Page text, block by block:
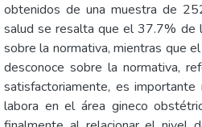
obtenidos de una muestra de
salud se resalta que el 37.7% de
sobre la normativa, mientras que
desconoce sobre la normativa,
satisfactoriamente, es
labora en el área gineco